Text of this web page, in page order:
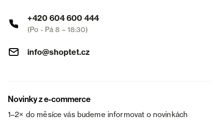
+420 604 600 444
(Po - Pá 8 – 18:30)
info@shoptet.cz
Novinky z e-commerce
1–2× do měsíce vás budeme informovat o novinkách